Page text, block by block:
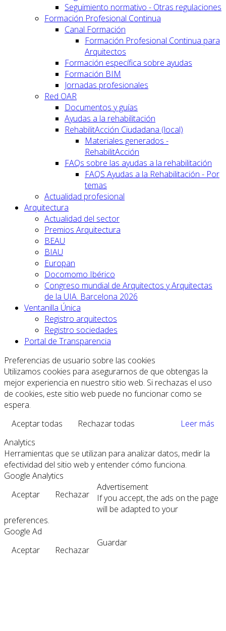
Seguimiento normativo - Otras regulaciones
Formación Profesional Continua
Canal Formación
Formación Profesional Continua para
Arquitectos
Formación específica sobre ayudas
Formación BIM
Jornadas profesionales
Red OAR
Documentos y guías
Ayudas a la rehabilitación
RehabilitAcción Ciudadana (local)
Materiales generados -
RehabilitAcción
FAQs sobre las ayudas a la rehabilitación
FAQS Ayudas a la Rehabilitación - Por
temas
Actualidad profesional
Arquitectura
Actualidad del sector
Premios Arquitectura
BEAU
BIAU
Europan
Docomomo Ibérico
Congreso mundial de Arquitectos y Arquitectas
de la UIA. Barcelona 2026
Ventanilla Única
Registro arquitectos
Registro sociedades
Portal de Transparencia
Preferencias de usuario sobre las cookies
Utilizamos cookies para asegurarnos de que obtengas la
mejor experiencia en nuestro sitio web. Si rechazas el uso
de cookies, este sitio web puede no funcionar como se
espera.
Aceptar todas
Rechazar todas
Leer más
Analytics
Herramientas que se utilizan para analizar datos, medir la
efectividad del sitio web y entender cómo funciona.
Google Analytics
Aceptar
Rechazar
Advertisement
If you accept, the ads on the page
will be adapted to your
preferences.
Google Ad
Aceptar
Rechazar
Guardar